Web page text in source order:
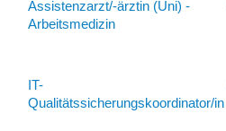
Assistenzarzt/-ärztin (Uni) -
Arbeitsmedizin
IT-
Qualitätssicherungskoordinator/in